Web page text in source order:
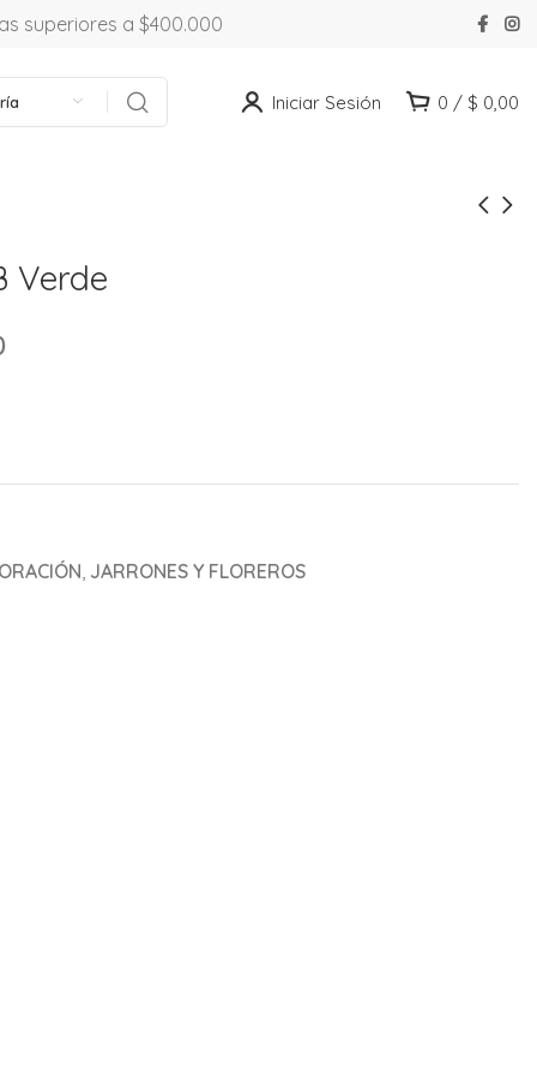
superiores a $400.000
Iniciar Sesión 0 / $ 0,00
Verde
JARRONES Y FLOREROS